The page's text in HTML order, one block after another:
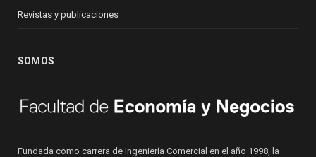
Revistas y publicaciones
SOMOS
Fundada como carrera de Ingeniería Comercial en el año 1998, la